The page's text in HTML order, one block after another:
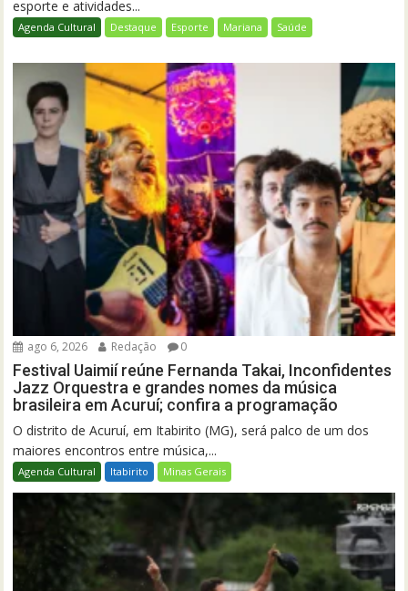
esporte e atividades...
Agenda Cultural Destaque Esporte Mariana Saúde
ago 6, 2026 Redação 0
Festival Uaimií reúne Fernanda Takai, Inconfidentes
Jazz Orquestra e grandes nomes da música
brasileira em Acuruí; confira a programação
O distrito de Acuruí, em Itabirito (MG), será palco de um dos
maiores encontros entre música,...
Agenda Cultural Itabirito Minas Gerais